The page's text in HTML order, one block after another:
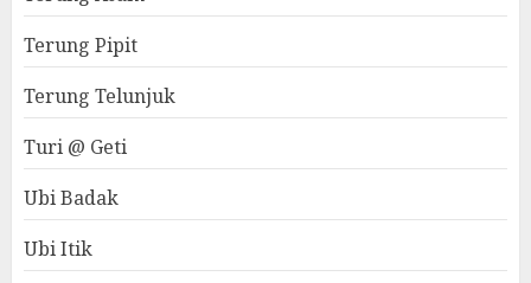
Terung Pipit
Terung Telunjuk
Turi @ Geti
Ubi Badak
Ubi Itik